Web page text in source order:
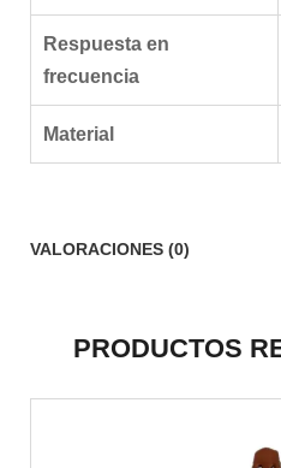
Respuesta en
frecuencia
Material
VALORACIONES (0)
PRODUCTOS